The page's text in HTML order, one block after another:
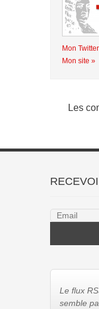
Mon
Mon site »
Les
Le flux
semble